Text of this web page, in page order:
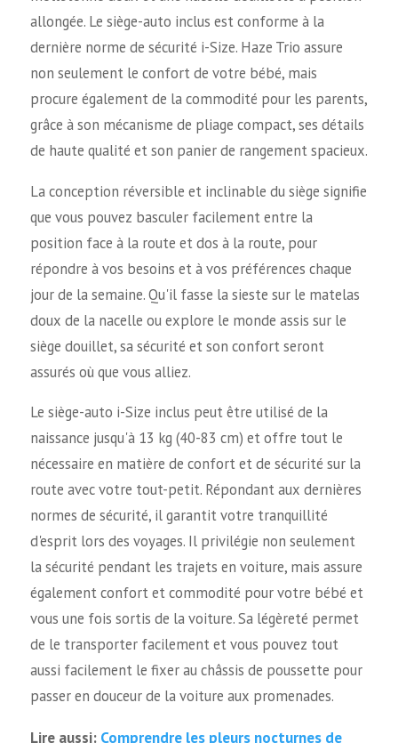
allongée. Le siège-auto inclus est conforme à la
dernière norme de sécurité i-Size. Haze Trio assure
non seulement le confort de votre bébé, mais
procure également de la commodité pour les parents,
grâce à son mécanisme de pliage compact, ses détails
de haute qualité et son panier de rangement spacieux.
La conception réversible et inclinable du siège signifie
que vous pouvez basculer facilement entre la
position face à la route et dos à la route, pour
répondre à vos besoins et à vos préférences chaque
jour de la semaine. Qu'il fasse la sieste sur le matelas
doux de la nacelle ou explore le monde assis sur le
siège douillet, sa sécurité et son confort seront
assurés où que vous alliez.
Le siège-auto i-Size inclus peut être utilisé de la
naissance jusqu'à 13 kg (40-83 cm) et offre tout le
nécessaire en matière de confort et de sécurité sur la
route avec votre tout-petit. Répondant aux dernières
normes de sécurité, il garantit votre tranquillité
d'esprit lors des voyages. Il privilégie non seulement
la sécurité pendant les trajets en voiture, mais assure
également confort et commodité pour votre bébé et
vous une fois sortis de la voiture. Sa légèreté permet
de le transporter facilement et vous pouvez tout
aussi facilement le fixer au châssis de poussette pour
passer en douceur de la voiture aux promenades.
Lire aussi: Comprendre les pleurs nocturnes de